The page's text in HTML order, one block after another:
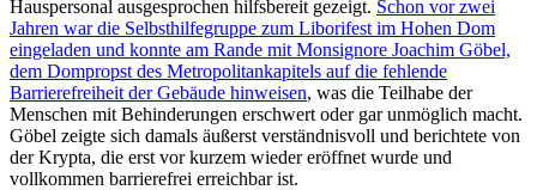
Hauspersonal ausgesprochen hilfsbereit gezeigt. Schon vor zwei
Jahren war die Selbsthilfegruppe zum Liborifest im Hohen Dom
eingeladen und konnte am Rande mit Monsignore Joachim Göbel,
dem Dompropst des Metropolitankapitels auf die fehlende
Barrierefreiheit der Gebäude hinweisen, was die Teilhabe der
Menschen mit Behinderungen erschwert oder gar unmöglich macht.
Göbel zeigte sich damals äußerst verständnisvoll und berichtete von
der Krypta, die erst vor kurzem wieder eröffnet wurde und
vollkommen barrierefrei erreichbar ist.